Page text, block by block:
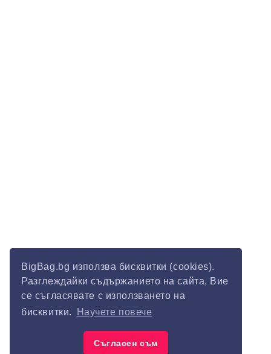
BigBag.bg използва бисквитки (cookies).
Разглеждайки съдържанието на сайта, Вие
се съгласявате с използването на
бисквитки.
Научете повече
Съгласен съм